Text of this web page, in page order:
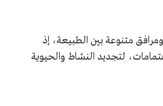
متنوعة بين الطبيعة، إذ
لتجديد النشاط والحيوية